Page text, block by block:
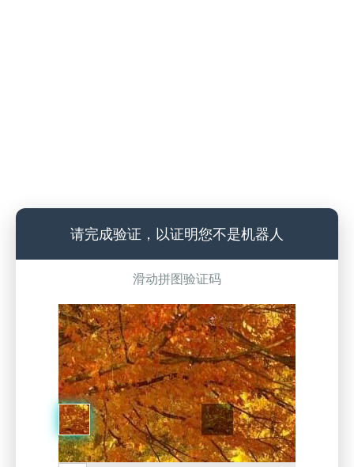
请完成验证，以证明您不是机器人
滑动拼图验证码